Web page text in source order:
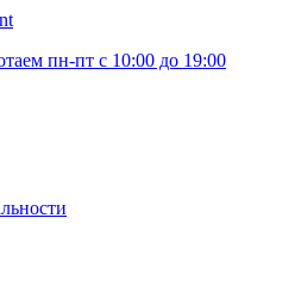
пн-пт с 10:00 до 19:00